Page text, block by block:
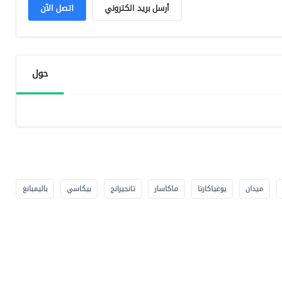
اتصل الآن أرسل بريد الكتروني
حول
ميدان يوغياكارتا ماكاسار تانجيرانج بيكاسي باليمبانغ